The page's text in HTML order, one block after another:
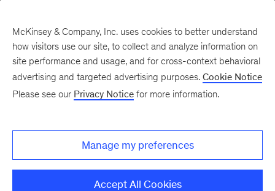
McKinsey & Company, Inc. uses cookies to better understand
how visitors use our site, to collect and analyze information on
site performance and usage, and for cross-context behavioral
advertising and targeted advertising purposes. Cookie Notice
Please see our Privacy Notice for more information.
Manage my preferences
Accept All Cookies